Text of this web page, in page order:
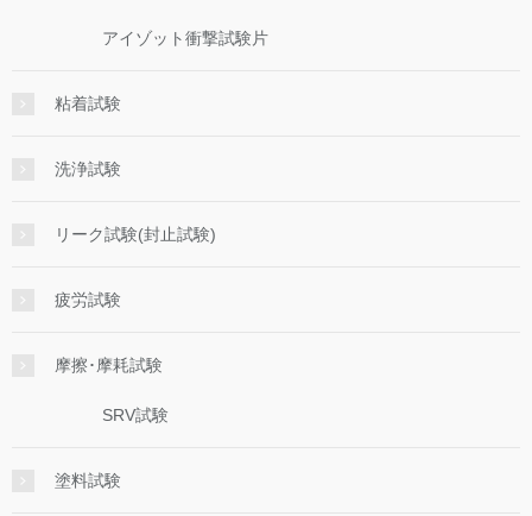
アイゾット衝撃試験片
粘着試験
洗浄試験
リーク試験(封止試験)
疲労試験
摩擦･摩耗試験
SRV試験
塗料試験